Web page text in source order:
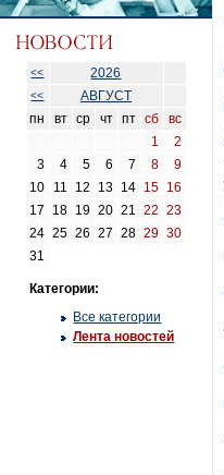
<< 2026
<<
АВГУСТ
пн
вт ср чт пт сб
вс
1
2
3
4 5 6 7 8
9
10
11 12 13 14 15 16
17
18 19 20 21 22
23
24 25 26 27 28 29 30
31
Категории:
Все категории
Лента новостей